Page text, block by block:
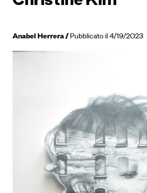
Anabel Herrera Pubblicato il 4/19/2023